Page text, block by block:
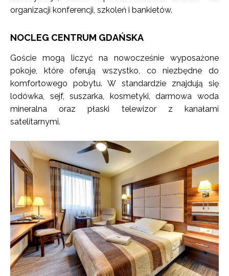
organizacji konferencji, szkoleń i bankietów.
NOCLEG CENTRUM GDAŃSKA
Goście mogą liczyć na nowocześnie wyposażone
pokoje, które oferują wszystko, co niezbędne do
komfortowego pobytu. W standardzie znajdują się
lodówka, sejf, suszarka, kosmetyki, darmowa woda
mineralna oraz płaski telewizor z kanałami
satelitarnymi.